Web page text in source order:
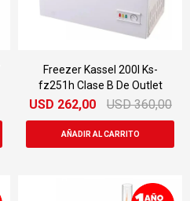
Freezer Kassel 200l Ks-
fz251h Clase B De Outlet
USD 262,00 USD 360,00